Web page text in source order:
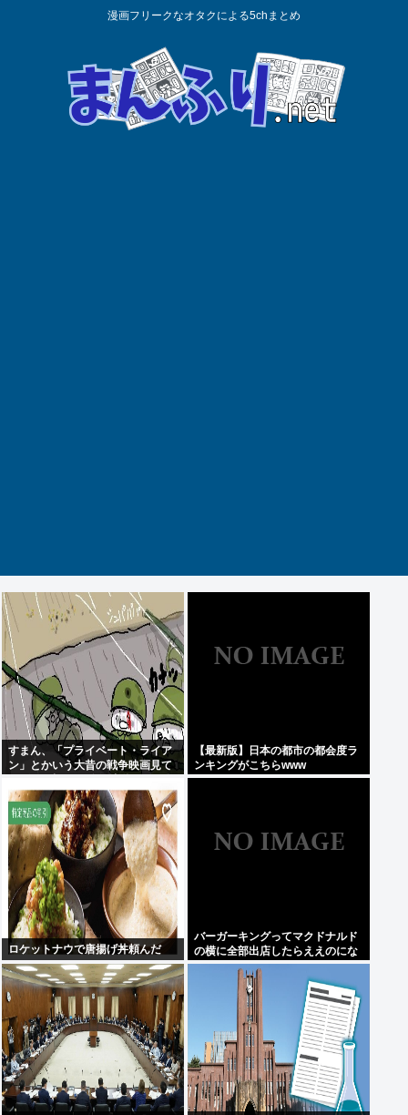
漫画フリークなオタクによる5chまとめ
すまん、「プライベート・ライア
ン」とかいう大昔の戦争映画見て
が…これずっと続く感じ？
【最新版】日本の都市の都会度ラ
ンキングがこちらwww
ロケットナウで唐揚げ丼頼んだ
バーガーキングってマクドナルド
の横に全部出店したらええのにな